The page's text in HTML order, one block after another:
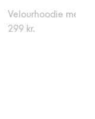
Velourhoodie med
299 kr.